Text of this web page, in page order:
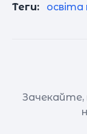
Теги:
Зачекайте,